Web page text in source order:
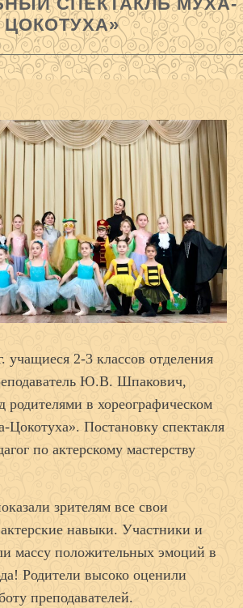
ЦОКОТУХА»
учащиеся 2-3 классов отделения
Ю.В. Шпакович,
родителями в хореографическом
Цокотуха». Постановку спектакля
по актерскому мастерству
зрителям все свои
навыки. Участники и
массу положительных эмоций в
Родители высоко оценили
преподавателей.